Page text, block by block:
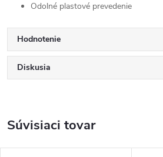
Odolné plastové prevedenie
Hodnotenie
Diskusia
Súvisiaci tovar